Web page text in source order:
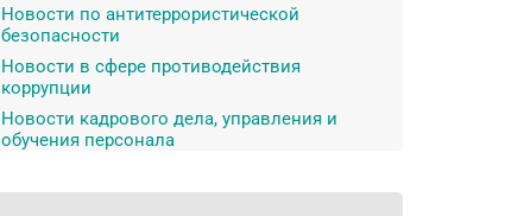
Новости по антитеррористической
безопасности
Новости в сфере противодействия
коррупции
Новости кадрового дела, управления и
обучения персонала